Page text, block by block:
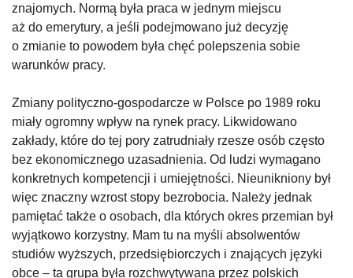
znajomych. Normą była praca w jednym miejscu
aż do emerytury, a jeśli podejmowano już decyzję
o zmianie to powodem była chęć polepszenia sobie
warunków pracy.
Zmiany polityczno-gospodarcze w Polsce po 1989 roku
miały ogromny wpływ na rynek pracy. Likwidowano
zakłady, które do tej pory zatrudniały rzesze osób często
bez ekonomicznego uzasadnienia. Od ludzi wymagano
konkretnych kompetencji i umiejętności. Nieunikniony był
więc znaczny wzrost stopy bezrobocia. Należy jednak
pamiętać także o osobach, dla których okres przemian był
wyjątkowo korzystny. Mam tu na myśli absolwentów
studiów wyższych, przedsiębiorczych i znających języki
obce – ta grupa była rozchwytywana przez polskich